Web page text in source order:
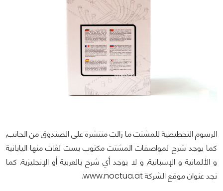
الرسوم التخطيطية للمشتت ما زالت منتشرة على الصندوق من الجانب,
كما يوجد شرح لمواصفات المشتت مكتوب بست لغات منها اليابانية
و الألمانية و الإسبانية, و لا يوجد أي شرح بالعربية أو الإنجليزية. كما
نجد عنوان موقع الشركة www.noctua.at.